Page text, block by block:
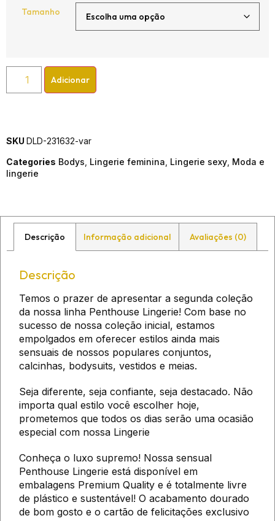
Tamanho
Adicionar
SKU DLD-231632-var
Categories Bodys Lingerie feminina Lingerie sexy Moda e
lingerie
Descrição Informação adicional Avaliações (0)
Descrição
Temos o prazer de apresentar a segunda coleção
da nossa linha Penthouse Lingerie! Com base no
sucesso de nossa coleção inicial, estamos
empolgados em oferecer estilos ainda mais
sensuais de nossos populares conjuntos,
calcinhas, bodysuits, vestidos e meias.
Seja diferente, seja confiante, seja destacado. Não
importa qual estilo você escolher hoje,
prometemos que todos os dias serão uma ocasião
especial com nossa Lingerie
Conheça o luxo supremo! Nossa sensual
Penthouse Lingerie está disponível em
embalagens Premium Quality e é totalmente livre
de plástico e sustentável! O acabamento dourado
de bom gosto e o cartão de felicitações exclusivo